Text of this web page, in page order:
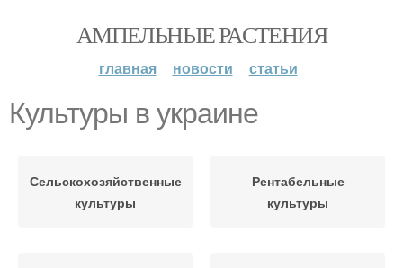
АМПЕЛЬНЫЕ РАСТЕНИЯ
главная новости статьи
Культуры в украине
Сельскохозяйственные
культуры
Рентабельные
культуры